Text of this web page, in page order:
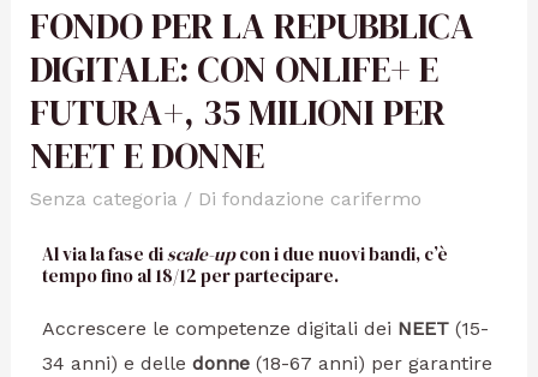
FONDO PER LA REPUBBLICA
DIGITALE: CON ONLIFE+ E
FUTURA+, 35 MILIONI PER
NEET E DONNE
Senza categoria / Di fondazione carifermo
Al via la fase discale-upcon i due nuovi bandi, c’è
tempo fino al 18/12 per partecipare.
Accrescere le competenze digitali dei NEET(15-
34 anni) e delle donne(18-67 anni) per garantire